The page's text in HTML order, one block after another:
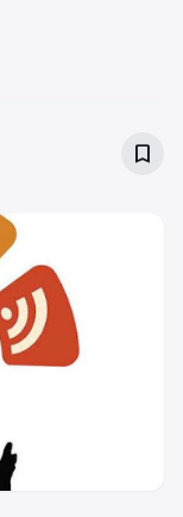
bookmark_border